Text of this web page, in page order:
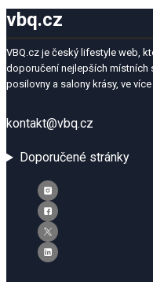
vbq.cz
VBQ.cz je český lifestyle web,
doporučení nejlepších místních
posilovny a salony krásy, ve
kontakt@vbq.cz
Doporučené stránky